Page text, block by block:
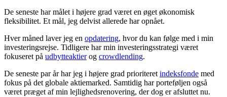
De seneste har målet i højere grad været en øget økonomisk
fleksibilitet. Et mål, jeg delvist allerede har opnået.
Hver måned laver jeg en opdatering, hvor du kan følge med i min
investeringsrejse. Tidligere har min investeringsstrategi været
fokuseret på udbytteaktierog crowdlending.
De seneste par år har jeg i højere grad prioriteret indeksfonde med
fokus på det globale aktiemarked. Samtidig har porteføljen også
været præget af min lejlighedsrenovering, der dog er afsluttet nu.